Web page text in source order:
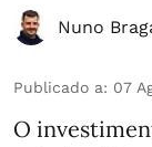
Nuno
Publicado a: 07
O